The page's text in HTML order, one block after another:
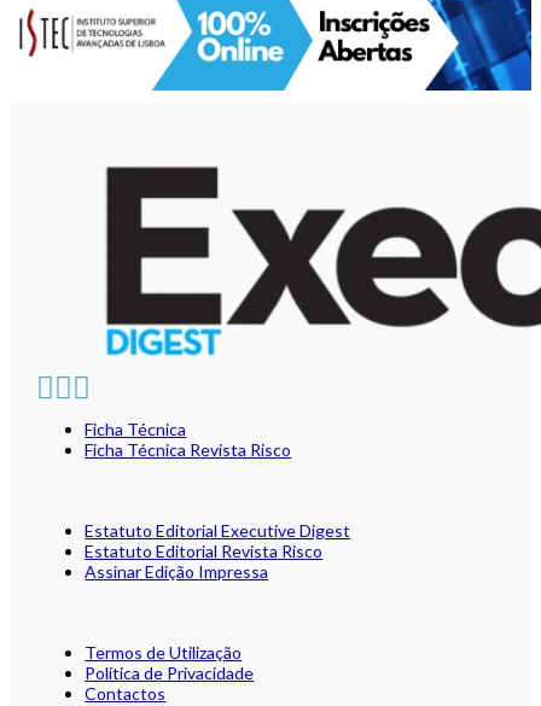
Ficha Técnica
Ficha Técnica Revista Risco
Estatuto Editorial Executive Digest
Estatuto Editorial Revista Risco
Assinar Edição Impressa
Termos de Utilização
Política de Privacidade
Contactos